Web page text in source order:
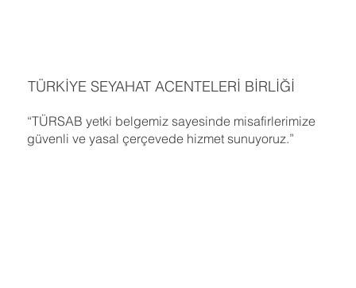
“TÜRSAB yetki belgemiz sayesinde misafirlerimize
güvenli ve yasal çerçevede hizmet sunuyoruz.”
TÜRKİYE SEYAHAT ACENTELERİ BİRLİĞİ